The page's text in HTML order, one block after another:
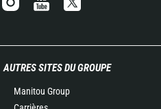
AUTRES SITES DU GROUPE
Manitou Group